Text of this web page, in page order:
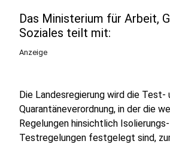
Das Ministerium für Arbeit,
Soziales teilt mit:
Anzeige
Die Landesregierung wird die Test-
Quarantäneverordnung, in der die
Regelungen hinsichtlich
Testregelungen festgelegt sind,